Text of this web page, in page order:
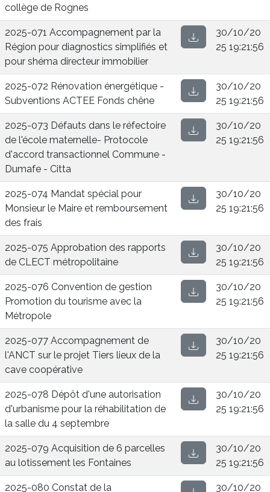
collège de Rognes
2025-071 Accompagnement par la
Région pour diagnostics simplifiés et
pour shéma directeur immobilier
30/10/20
25 19:21:56
2025-072 Rénovation énergétique -
Subventions ACTEE Fonds chêne
30/10/20
25 19:21:56
2025-073 Défauts dans le réfectoire
de l'école maternelle- Protocole
d'accord transactionnel Commune -
Dumafe - Citta
30/10/20
25 19:21:56
2025-074 Mandat spécial pour
Monsieur le Maire et remboursement
des frais
30/10/20
25 19:21:56
2025-075 Approbation des rapports
de CLECT métropolitaine
30/10/20
25 19:21:56
2025-076 Convention de gestion
Promotion du tourisme avec la
Métropole
30/10/20
25 19:21:56
2025-077 Accompagnement de
l'ANCT sur le projet Tiers lieux de la
cave coopérative
30/10/20
25 19:21:56
2025-078 Dépôt d'une autorisation
d'urbanisme pour la réhabilitation de
la salle du 4 septembre
30/10/20
25 19:21:56
2025-079 Acquisition de 6 parcelles
au lotissement les Fontaines
30/10/20
25 19:21:56
2025-080 Constat de la 30/10/20